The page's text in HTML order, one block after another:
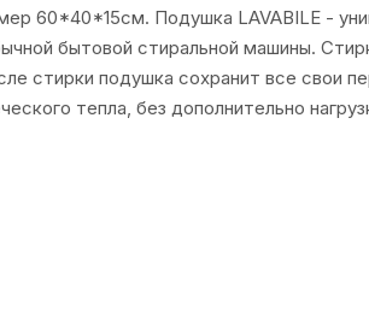
60*40*15см. Подушка LAVABILE -
бытовой стиральной машины.
стирки подушка сохранит все свои
тепла, без дополнительно